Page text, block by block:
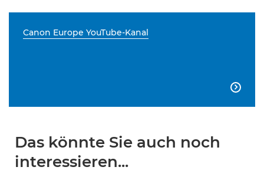
Canon Europe YouTube-Kanal

Das könnte Sie auch noch
interessieren...